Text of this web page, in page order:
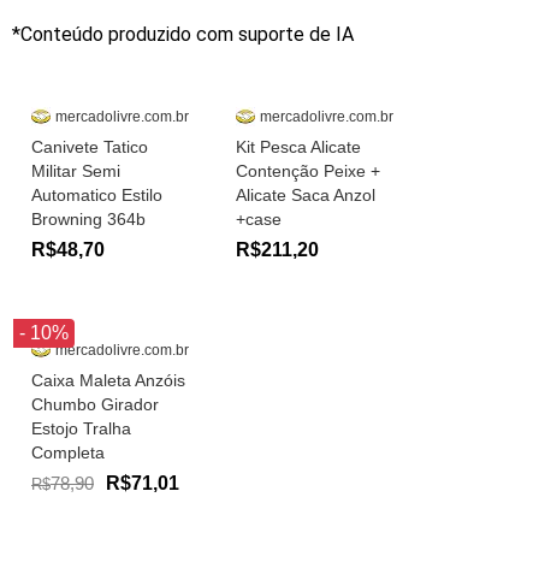
*Conteúdo produzido com suporte de IA
mercadolivre.com.br
Canivete Tatico
Militar Semi
Automatico Estilo
Browning 364b
R$48,70
mercadolivre.com.br
Kit Pesca Alicate
Contenção Peixe +
Alicate Saca Anzol
+case
R$211,20
- 10%
mercadolivre.com.br
Caixa Maleta Anzóis
Chumbo Girador
Estojo Tralha
Completa
R$78,90 R$71,01